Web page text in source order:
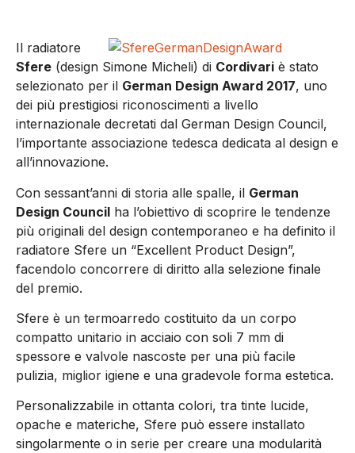
Il radiatore
Sfere (design Simone Micheli) di Cordivari è stato
selezionato per il German Design Award 2017, uno
dei più prestigiosi riconoscimenti a livello
internazionale decretati dal German Design Council,
l’importante associazione tedesca dedicata al design e
all’innovazione.
Con sessant’anni di storia alle spalle, il German
Design Council ha l’obiettivo di scoprire le tendenze
più originali del design contemporaneo e ha definito il
radiatore Sfere un “Excellent Product Design”,
facendolo concorrere di diritto alla selezione finale
del premio.
Sfere è un termoarredo costituito da un corpo
compatto unitario in acciaio con soli 7 mm di
spessore e valvole nascoste per una più facile
pulizia, miglior igiene e una gradevole forma estetica.
Personalizzabile in ottanta colori, tra tinte lucide,
opache e materiche, Sfere può essere installato
singolarmente o in serie per creare una modularità